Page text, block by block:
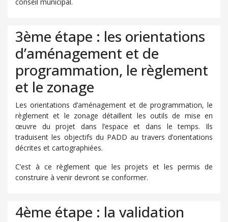
3ème étape : les orientations
d’aménagement et de
programmation, le règlement
et le zonage
Les orientations d’aménagement et de programmation, le
règlement et le zonage détaillent les outils de mise en
œuvre du projet dans l’espace et dans le temps. Ils
traduisent les objectifs du PADD au travers d’orientations
décrites et cartographiées.
C’est à ce règlement que les projets et les permis de
construire à venir devront se conformer.
4ème étape : la validation